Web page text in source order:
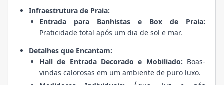
Infraestrutura de Praia:
Entrada para Banhistas e Box de Praia:
Praticidade total após um dia de sol e mar.
Detalhes que Encantam:
Hall de Entrada Decorado e Mobiliado: Boas-
vindas calorosas em um ambiente de puro luxo.